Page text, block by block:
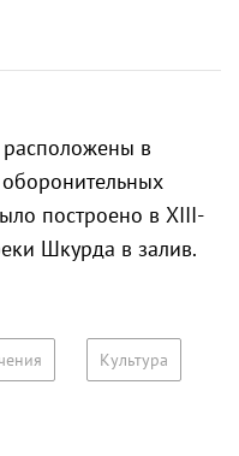
в
построено в XIII-
Шкурда в залив.
Культура